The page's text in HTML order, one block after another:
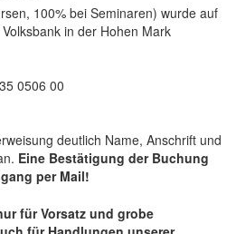
100% bei Seminaren) wurde auf
in der Hohen Mark
0506 00
deutlich Name, Anschrift und
Eine Bestätigung der Buchung
per Mail!
für Vorsatz und grobe